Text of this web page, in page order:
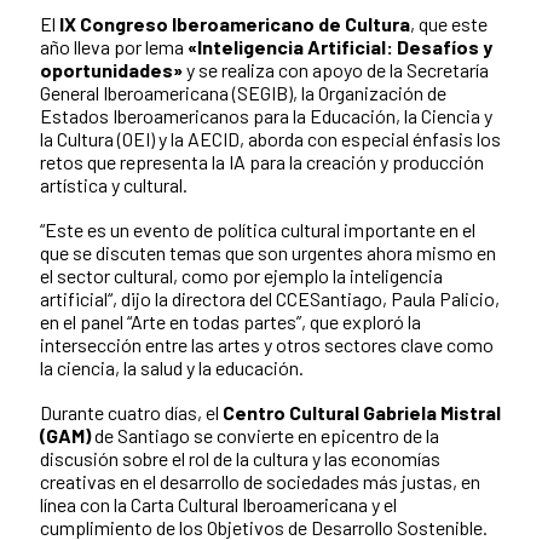
El IX Congreso Iberoamericano de Cultura, que este
año lleva por lema «Inteligencia Artificial: Desafíos y
oportunidades»y se realiza con apoyo de la Secretaría
General Iberoamericana (SEGIB), la Organización de
Estados Iberoamericanos para la Educación, la Ciencia y
la Cultura (OEI) y la AECID, aborda con especial énfasis los
retos que representa la IA para la creación y producción
artística y cultural.
“Este es un evento de política cultural importante en el
que se discuten temas que son urgentes ahora mismo en
el sector cultural, como por ejemplo la inteligencia
artificial“, dijo la directora del CCESantiago, Paula Palicio,
en el panel “Arte en todas partes”, que exploró la
intersección entre las artes y otros sectores clave como
la ciencia, la salud y la educación.
Durante cuatro días, el Centro Cultural Gabriela Mistral
(GAM)de Santiago se convierte en epicentro de la
discusión sobre el rol de la cultura y las economías
creativas en el desarrollo de sociedades más justas, en
línea con la Carta Cultural Iberoamericana y el
cumplimiento de los Objetivos de Desarrollo Sostenible.